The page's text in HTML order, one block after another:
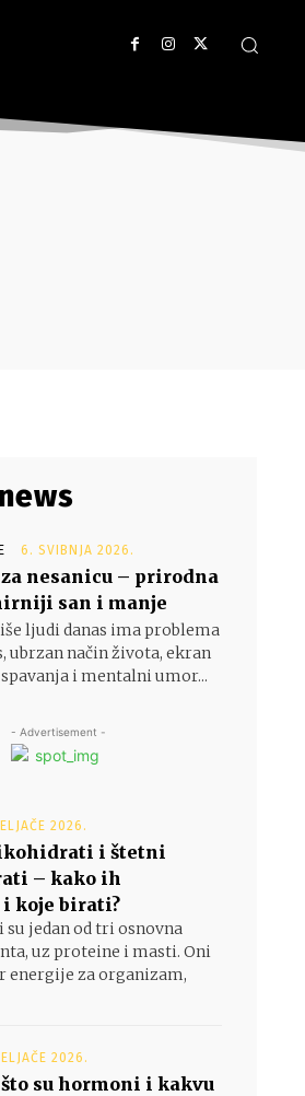
6. SVIBNJA 2026.
nesanicu – prirodna
san i manje
ljudi danas ima problema
ubrzan način života, ekran
i mentalni umor...
- Advertisement -
2026.
i štetni
– kako ih
koje birati?
jedan od tri osnovna
uz proteine i masti. Oni
energije za organizam,
2026.
su hormoni i kakvu